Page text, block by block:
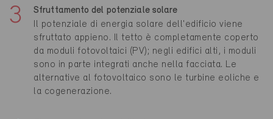
Sfruttamento del potenziale solare
Il potenziale di energia solare dell'edificio viene
sfruttato appieno. Il tetto è completamente coperto
da moduli fotovoltaici (PV); negli edifici alti, i moduli
sono in parte integrati anche nella facciata. Le
alternative al fotovoltaico sono le turbine eoliche e
la cogenerazione.